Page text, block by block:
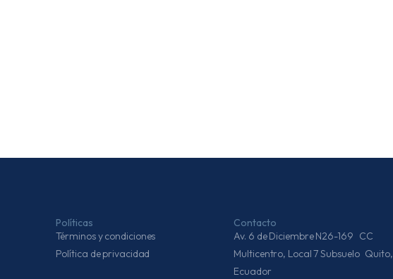
Políticas
Términos y condiciones
Política de privacidad
Contacto
Av. 6 de Diciembre N26-169 CC
Multicentro, Local 7 Subsuelo Quito,
Ecuador